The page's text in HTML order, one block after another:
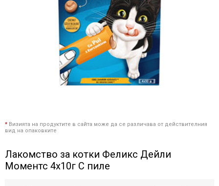
* Визията на продуктите в сайта може да се различава от действителния
вид на опаковките
Лакомство за котки Феликс Дейли
Моментс 4х10г С пиле